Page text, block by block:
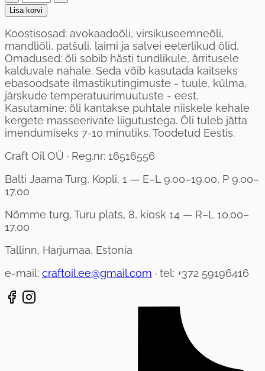
Lisa korvi
Koostisosad: avokaadoõli, virsikuseemneõli,
mandliõli, patšuli, laimi ja salvei eeterlikud õlid.
Omadused: õli sobib hästi tundlikule, ärritusele
kalduvale nahale. Seda võib kasutada kaitseks
ebasoodsate ilmastikutingimuste - tuule, külma,
järskude temperatuurimuutuste - eest.
Kasutamine: õli kantakse puhtale niiskele kehale
kergete masseerivate liigutustega. Õli tuleb jätta
imendumiseks 7-10 minutiks. Toodetud Eestis.
Craft Oil OÜ · Reg.nr: 16516556
Balti Jaama Turg, Kopli, 1 — E–L 9.00–19.00, P 9.00–
17.00
Nõmme turg, Turu plats, 8, kiosk 14 — R–L 10.00–
17.00
Tallinn, Harjumaa, Estonia
e-mail: craftoil.ee@gmail.com · tel: +372 59196416